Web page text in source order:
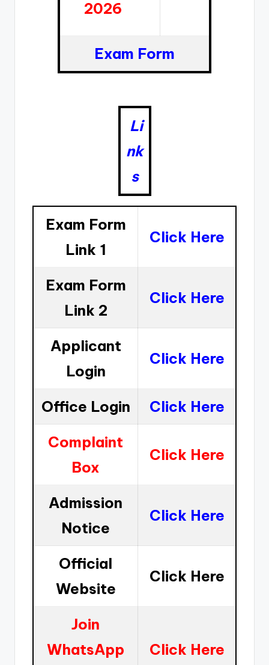
2026
Exam Form
Li
nk
s
Exam Form
Link 1
Click Here
Exam Form
Link 2
Click Here
Applicant
Login
Click Here
Office Login
Click Here
Complaint
Box
Click Here
Admission
Notice
Click Here
Official
Website
Click Here
Join
WhatsApp
Click Here